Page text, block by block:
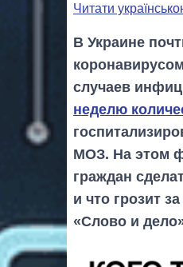
Читати
В Украине
случаев
неделю
МОЗ. На этом
граждан
и что грозит
«Слово и